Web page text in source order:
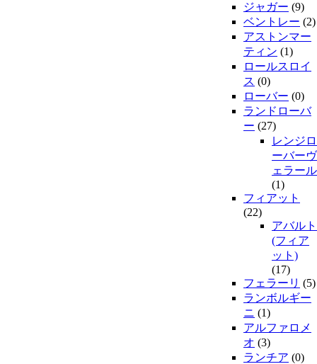
ジャガー (9)
ベントレー (2)
アストンマー
ティン (1)
ロールスロイ
ス (0)
ローバー (0)
ランドローバ
ー (27)
レンジロ
ーバーヴ
ェラール
(1)
フィアット
(22)
アバルト
(フィア
ット)
(17)
フェラーリ (5)
ランボルギー
ニ (1)
アルファロメ
オ (3)
ランチア (0)